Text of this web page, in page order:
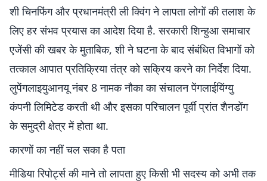
शी चिनफिंग और प्रधानमंत्री ली क्विंग ने लापता लोगों की तलाश के
लिए हर संभव प्रयास का आदेश दिया है. सरकारी शिन्हुआ समाचार
एजेंसी की खबर के मुताबिक, शी ने घटना के बाद संबंधित विभागों को
तत्काल आपात प्रतिक्रिया तंत्र को सक्रिय करने का निर्देश दिया.
लुपेंगलाइयुआनयू नंबर 8 नामक नौका का संचालन पेंगलाईयिंग्यु
कंपनी लिमिटेड करती थी और इसका परिचालन पूर्वी प्रांत शैनडोंग
के समुद्री क्षेत्र में होता था.
कारणों का नहीं चल सका है पता
मीडिया रिपोर्ट्स की माने तो लापता हुए किसी भी सदस्य को अभी तक